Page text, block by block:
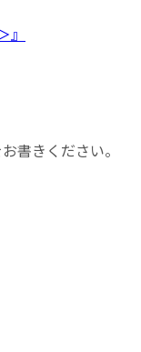
書きください。